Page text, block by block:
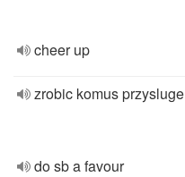
cheer up
zrobic komus przysluge
do sb a favour